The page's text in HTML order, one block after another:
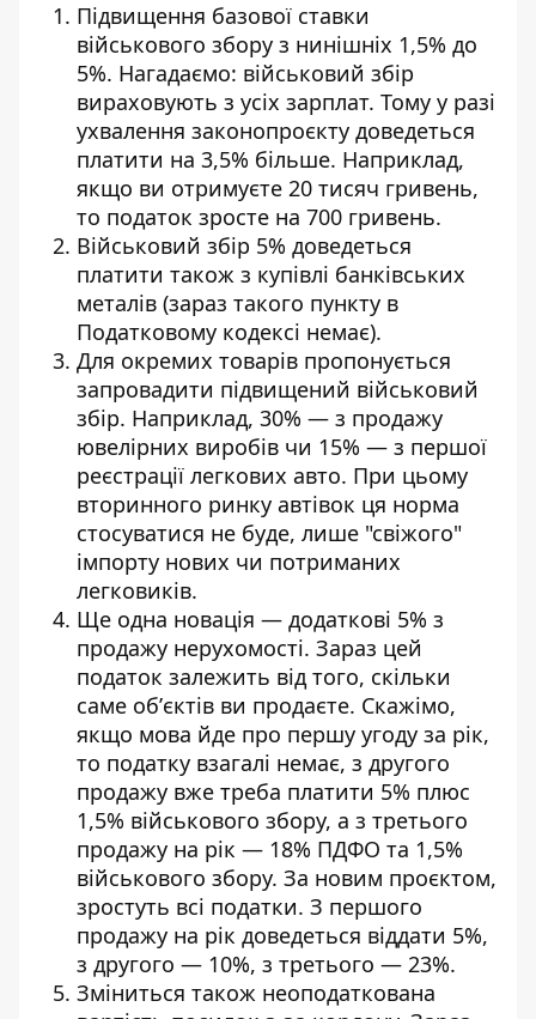
Підвищення базової ставки
військового збору з нинішніх 1,5% до
5%. Нагадаємо: військовий збір
вираховують з усіх зарплат. Тому у разі
ухвалення законопроєкту доведеться
платити на 3,5% більше. Наприклад,
якщо ви отримуєте 20 тисяч гривень,
то податок зросте на 700 гривень.
Військовий збір 5% доведеться
платити також з купівлі банківських
металів (зараз такого пункту в
Податковому кодексі немає).
Для окремих товарів пропонується
запровадити підвищений військовий
збір. Наприклад, 30% — з продажу
ювелірних виробів чи 15% — з першої
реєстрації легкових авто. При цьому
вторинного ринку автівок ця норма
стосуватися не буде, лише "свіжого"
імпорту нових чи потриманих
легковиків.
Ще одна новація — додаткові 5% з
продажу нерухомості. Зараз цей
податок залежить від того, скільки
саме обʼєктів ви продаєте. Скажімо,
якщо мова йде про першу угоду за рік,
то податку взагалі немає, з другого
продажу вже треба платити 5% плюс
1,5% військового збору, а з третього
продажу на рік — 18% ПДФО та 1,5%
військового збору. За новим проєктом,
зростуть всі податки. З першого
продажу на рік доведеться віддати 5%,
з другого — 10%, з третього — 23%.
Зміниться також неоподаткована